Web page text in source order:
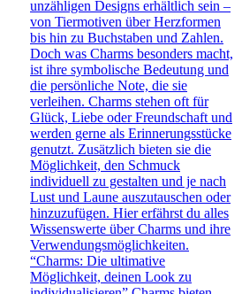
unzähligen Designs erhältlich sein –
von Tiermotiven über Herzformen
bis hin zu Buchstaben und Zahlen.
Doch was Charms besonders macht,
ist ihre symbolische Bedeutung und
die persönliche Note, die sie
verleihen. Charms stehen oft für
Glück, Liebe oder Freundschaft und
werden gerne als Erinnerungsstücke
genutzt. Zusätzlich bieten sie die
Möglichkeit, den Schmuck
individuell zu gestalten und je nach
Lust und Laune auszutauschen oder
hinzuzufügen. Hier erfährst du alles
Wissenswerte über Charms und ihre
Verwendungsmöglichkeiten.
“Charms: Die ultimative
Möglichkeit, deinen Look zu